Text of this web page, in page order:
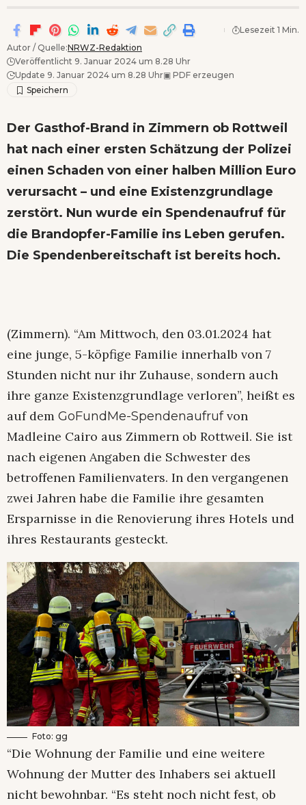
Autor / Quelle:NRWZ-Redaktion
Veröffentlicht 9. Januar 2024 um 8.28 Uhr
Update 9. Januar 2024 um 8.28 Uhr▣ PDF erzeugen
Lesezeit 1 Min.
Der Gasthof-Brand in Zimmern ob Rottweil
hat nach einer ersten Schätzung der Polizei
einen Schaden von einer halben Million Euro
verursacht – und eine Existenzgrundlage
zerstört. Nun wurde ein Spendenaufruf für
die Brandopfer-Familie ins Leben gerufen.
Die Spendenbereitschaft ist bereits hoch.
(Zimmern). “Am Mittwoch, den 03.01.2024 hat
eine junge, 5-köpfige Familie innerhalb von 7
Stunden nicht nur ihr Zuhause, sondern auch
ihre ganze Existenzgrundlage verloren”, heißt es
auf dem GoFundMe-Spendenaufrufvon
Madleine Cairo aus Zimmern ob Rottweil. Sie ist
nach eigenen Angaben die Schwester des
betroffenen Familienvaters. In den vergangenen
zwei Jahren habe die Familie ihre gesamten
Ersparnisse in die Renovierung ihres Hotels und
ihres Restaurants gesteckt.
Foto: gg
“Die Wohnung der Familie und eine weitere
Wohnung der Mutter des Inhabers sei aktuell
nicht bewohnbar. “Es steht noch nicht fest, ob